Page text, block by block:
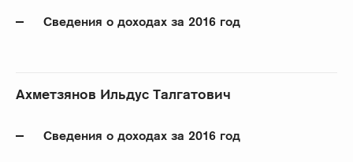
Сведения о доходах за 2016 год
Ахметзянов Ильдус Талгатович
Сведения о доходах за 2016 год